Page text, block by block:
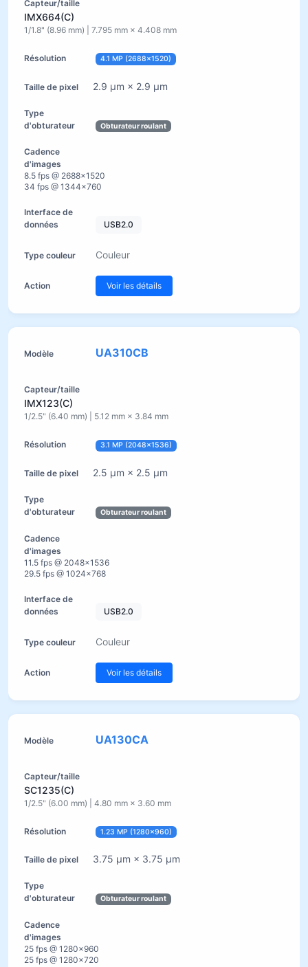
IMX664(C)
1/1.8" (8.96 mm) | 7.795 mm × 4.408 mm
4.1 MP (2688×1520)
2.9 µm × 2.9 µm
Obturateur roulant
8.5 fps @ 2688×1520
34 fps @ 1344×760
USB2.0
Couleur
Voir les détails
UA310CB
IMX123(C)
1/2.5" (6.40 mm) | 5.12 mm × 3.84 mm
3.1 MP (2048×1536)
2.5 µm × 2.5 µm
Obturateur roulant
11.5 fps @ 2048×1536
29.5 fps @ 1024×768
USB2.0
Couleur
Voir les détails
UA130CA
SC1235(C)
1/2.5" (6.00 mm) | 4.80 mm × 3.60 mm
1.23 MP (1280×960)
3.75 µm × 3.75 µm
Obturateur roulant
25 fps @ 1280×960
25 fps @ 1280×720